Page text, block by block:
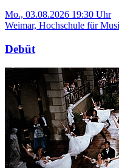
Mo., 03.08.2026 19:30 Uhr
Weimar, Hochschule für
Debüt